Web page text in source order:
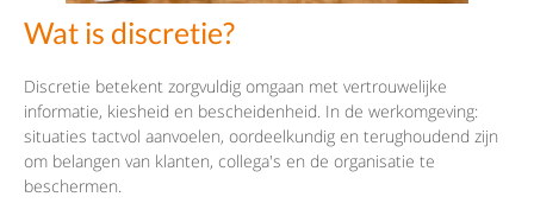
Wat is discretie?
Discretie betekent zorgvuldig omgaan met vertrouwelijke
informatie, kiesheid en bescheidenheid. In de werkomgeving:
situaties tactvol aanvoelen, oordeelkundig en terughoudend zijn
om belangen van klanten, collega's en de organisatie te
beschermen.